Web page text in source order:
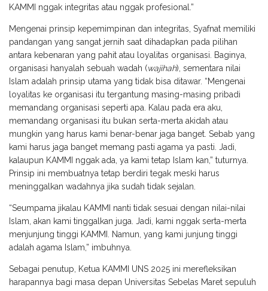
KAMMI nggak integritas atau nggak profesional.”
Mengenai prinsip kepemimpinan dan integritas, Syafnat memiliki
pandangan yang sangat jernih saat dihadapkan pada pilihan
antara kebenaran yang pahit atau loyalitas organisasi. Baginya,
organisasi hanyalah sebuah wadah (wajihah), sementara nilai
Islam adalah prinsip utama yang tidak bisa ditawar. “Mengenai
loyalitas ke organisasi itu tergantung masing-masing pribadi
memandang organisasi seperti apa. Kalau pada era aku,
memandang organisasi itu bukan serta-merta akidah atau
mungkin yang harus kami benar-benar jaga banget. Sebab yang
kami harus jaga banget memang pasti agama ya pasti. Jadi,
kalaupun KAMMI nggak ada, ya kami tetap Islam kan,” tuturnya.
Prinsip ini membuatnya tetap berdiri tegak meski harus
meninggalkan wadahnya jika sudah tidak sejalan.
“Seumpama jikalau KAMMI nanti tidak sesuai dengan nilai-nilai
Islam, akan kami tinggalkan juga. Jadi, kami nggak serta-merta
menjunjung tinggi KAMMI. Namun, yang kami junjung tinggi
adalah agama Islam,” imbuhnya.
Sebagai penutup, Ketua KAMMI UNS 2025 ini merefleksikan
harapannya bagi masa depan Universitas Sebelas Maret sepuluh